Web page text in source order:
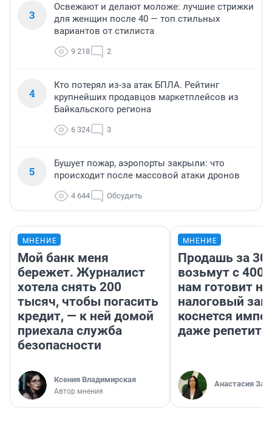
3
Освежают и делают моложе: лучшие стрижки
для женщин после 40 — топ стильных
вариантов от стилиста
9 218 2
4
Кто потерял из-за атак БПЛА. Рейтинг
крупнейших продавцов маркетплейсов из
Байкальского региона
6 324 3
5
Бушует пожар, аэропорты закрыли: что
происходит после массовой атаки дронов
4 644 Обсудить
МНЕНИЕ
Мой банк меня
бережет. Журналист
хотела снять 200
тысяч, чтобы погасить
кредит, — к ней домой
приехала служба
безопасности
Ксения Владимирская
Автор мнения
МНЕНИЕ
Продашь за
возьмут с
нам готовит
налоговый
коснется
даже
Анастасия